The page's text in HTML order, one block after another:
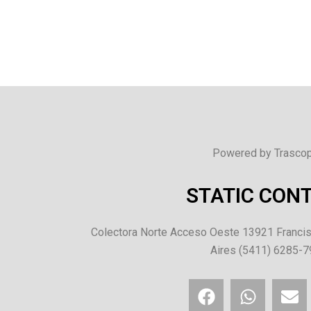
Powered by
STATIC
Colectora Norte Acceso Oeste 13921
Aires (5411) 6285-
F
a
W
h
E
n